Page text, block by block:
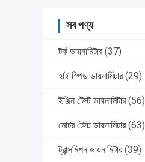
সব পণ্য
টর্ক ডায়নামিটার (37)
হাই স্পিড ডায়নামিটার (29)
ইঞ্জিন টেস্ট ডায়নামিটার (56)
মোটর টেস্ট ডায়নামিটার (63)
ট্রান্সমিশন ডায়নামিটার (39)